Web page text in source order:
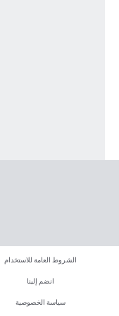
الشروط العامة للاستخدام
انضم إلينا
سياسة الخصوصية